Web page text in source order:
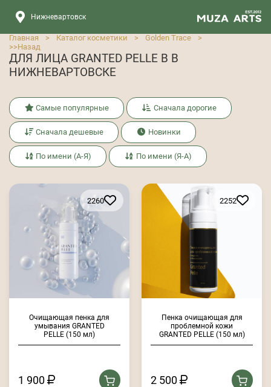
Нижневартовск
Главная > Каталог косметики > Golden Trace
>
>>Назад
ДЛЯ ЛИЦА GRANTED PELLE В В
НИЖНЕВАРТОВСКЕ
Самые популярные Сначала дорогие
Сначала дешевые Новинки
По имени (А-Я) По имени (Я-А)
2260
Очищающая пенка для
умывания GRANTED
PELLE (150 мл)
1 900
2252
Пенка очищающая для
проблемной кожи
GRANTED PELLE (150 мл)
2 500